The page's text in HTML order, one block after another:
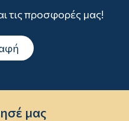
τις προσφορές μας!
μας